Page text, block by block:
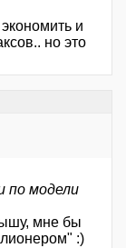
и
но это
по модели
мне бы
:)